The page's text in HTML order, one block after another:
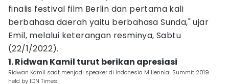
finalis festival film Berlin dan pertama kali
berbahasa daerah yaitu berbahasa Sunda," ujar
Emil, melalui keterangan resminya, Sabtu
(22/1/2022).
1. Ridwan Kamil turut berikan apresiasi
Ridwan Kamil saat menjadi speaker di Indonesia Millennial Summit 2019
held by IDN Times